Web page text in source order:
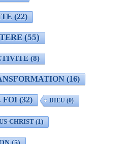
(22)
(55)
(8)
(16)
FOI(32) DIEU (0)
CHRIST(1)